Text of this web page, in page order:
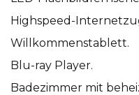
Highspeed-
Willkommenstablett.
Blu-ray Player.
Badezimmer mit